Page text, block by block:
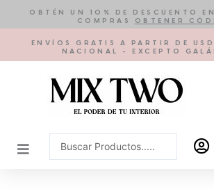
contenido
OBTÉN UN 10% DE DESCUENTO
COMPRAS
OBTENER
ENVÍOS GRATIS A PARTIR DE
NACIONAL - EXCEPTO
Search
...